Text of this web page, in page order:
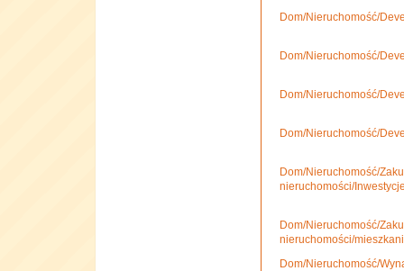
Dom/Nieruchomość/
Dom/Nieruchomość/
Dom/Nieruchomość/
Dom/Nieruchomość/
Dom/Nieruchomość/
nieruchomości/
Dom/Nieruchomość/
nieruchomości/
Dom/Nieruchomość/